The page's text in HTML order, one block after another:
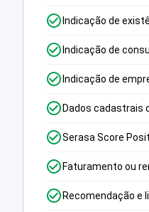
Indicação de
Indicação de
Indicação de
Dados cadastrais
Serasa Score
Faturamento ou
Recomendação e